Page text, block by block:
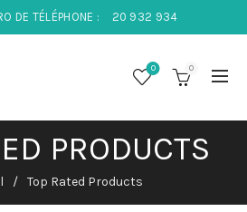
DE TÉLÉPHONE : 20 932 934
0 0
PRODUCTS
Top Rated Products